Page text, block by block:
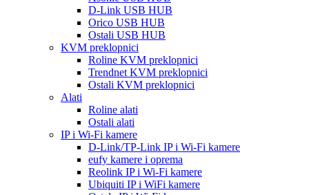
D-Link USB HUB
Orico USB HUB
Ostali USB HUB
KVM preklopnici
Roline KVM preklopnici
Trendnet KVM preklopnici
Ostali KVM preklopnici
Alati
Roline alati
Ostali alati
IP i Wi-Fi kamere
D-Link/TP-Link IP i Wi-Fi kamere
eufy kamere i oprema
Reolink IP i Wi-Fi kamere
Ubiquiti IP i WiFi kamere